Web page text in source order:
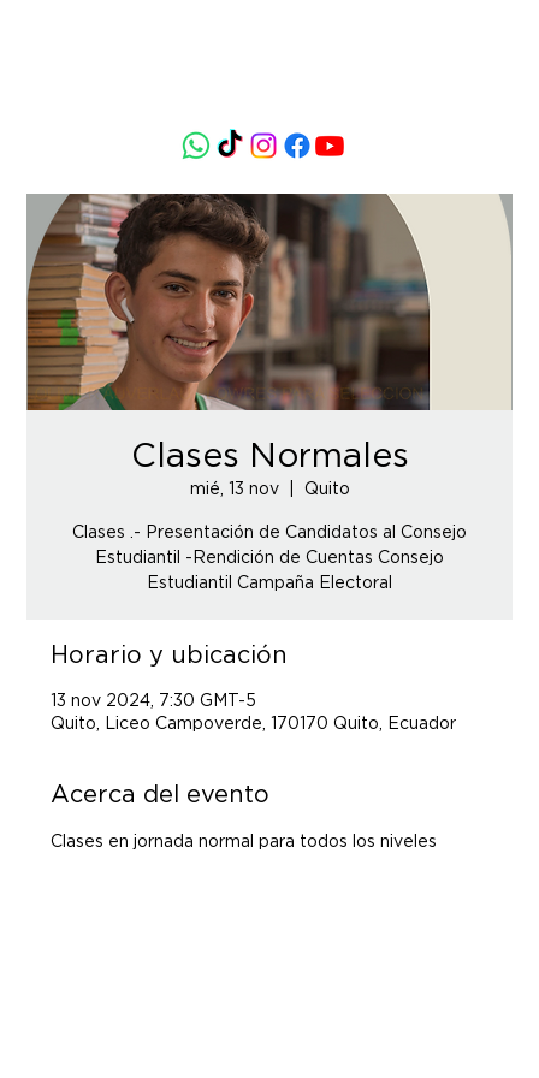
Clases Normales
mié, 13 nov
  |
Quito
Clases .- Presentación de Candidatos al Consejo
Estudiantil -Rendición de Cuentas Consejo
Estudiantil Campaña Electoral
Horario y ubicación
13 nov 2024, 7:30 GMT-5
Quito, Liceo Campoverde, 170170 Quito, Ecuador
Acerca del evento
Clases en jornada normal para todos los niveles